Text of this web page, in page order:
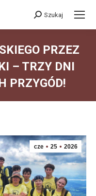
Szukaj:
Szukaj
PRZEZ
– TRZY DNI
PRZYGÓD!
cze 25 2026